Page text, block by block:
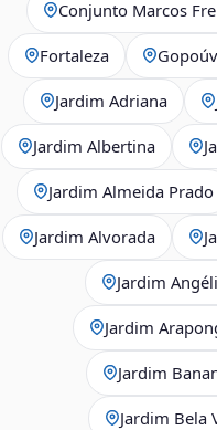
Conjunto Marcos
Fortaleza
Jardim Adriana
Jardim Albertina
Jardim Almeida Prado
Jardim Alvorada
Jardim
Jardim
Jardim
Jardim Bela